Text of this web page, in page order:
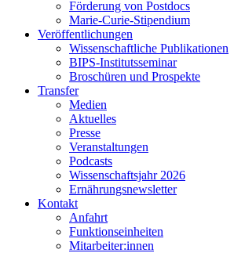
Förderung von Postdocs
Marie-Curie-Stipendium
Veröffentlichungen
Wissenschaftliche Publikationen
BIPS-Institutsseminar
Broschüren und Prospekte
Transfer
Medien
Aktuelles
Presse
Veranstaltungen
Podcasts
Wissenschaftsjahr 2026
Ernährungsnewsletter
Kontakt
Anfahrt
Funktionseinheiten
Mitarbeiter:innen